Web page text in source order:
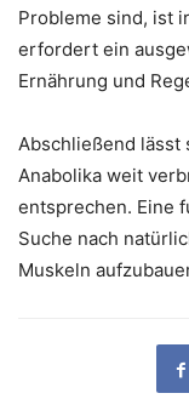
Probleme sind, ist
erfordert ein
Ernährung und
Abschließend lässt
Anabolika weit
entsprechen. Eine
Suche nach
Muskeln